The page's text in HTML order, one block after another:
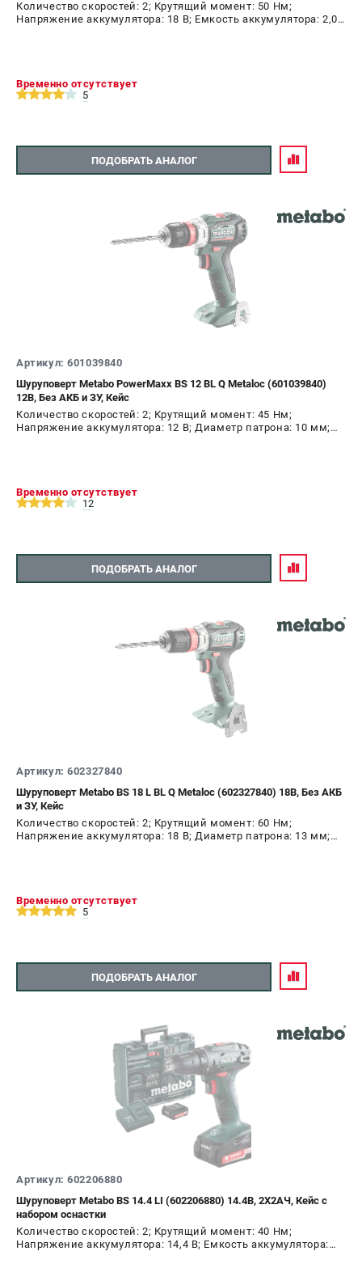
Количество скоростей: 2; Крутящий момент: 50 Нм;
Напряжение аккумулятора: 18 В; Емкость аккумулятора: 2,0
Временно отсутствует
5
ПОДОБРАТЬ АНАЛОГ
Артикул: 601039840
Шуруповерт Metabo PowerMaxx BS 12 BL Q Metaloc (601039840)
12В, Без АКБ и ЗУ, Кейс
Количество скоростей: 2; Крутящий момент: 45 Нм;
Напряжение аккумулятора: 12 В; Диаметр патрона: 10 мм;
Временно отсутствует
12
ПОДОБРАТЬ АНАЛОГ
Артикул: 602327840
Шуруповерт Metabo BS 18 L BL Q Metaloc (602327840) 18В, Без АКБ
и ЗУ, Кейс
Количество скоростей: 2; Крутящий момент: 60 Нм;
Напряжение аккумулятора: 18 В; Диаметр патрона: 13 мм;
Временно отсутствует
5
ПОДОБРАТЬ АНАЛОГ
Артикул: 602206880
Шуруповерт Metabo BS 14.4 LI (602206880) 14.4В, 2X2АЧ, Кейс с
набором оснастки
Количество скоростей: 2; Крутящий момент: 40 Нм;
Напряжение аккумулятора: 14,4 В; Емкость аккумулятора: